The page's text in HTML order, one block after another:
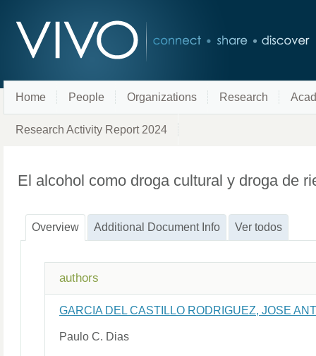
Home People Organizations Research
Research Activity Report 2024
El alcohol como droga cultural y droga de
Overview Additional Document Info Ver todos
authors
GARCIA DEL CASTILLO RODRIGUEZ, JOSE
Paulo C. Dias